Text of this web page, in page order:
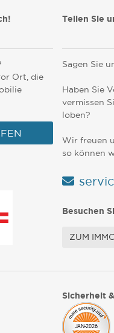
Ort, die
Teilen Sie
Sagen Sie
Haben Sie
vermissen
loben?
Wir freuen
so können
Besuchen
ZUM
Sicherheit